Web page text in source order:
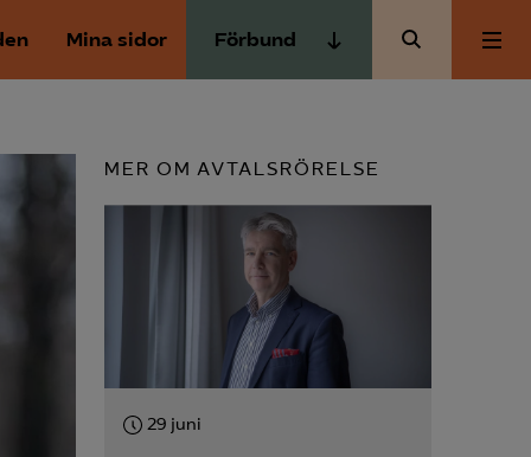
Mina sidor Förbund
Almega Utbildning
Innovations­företagen
Kompetens­företagen
Medie­företagen
Säkerhets­företagen
Aktuellt
Medlemskapet
Mina sidor
MER OM AVTALSRÖRELSE
29 juni